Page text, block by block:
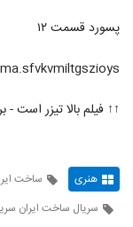
پسورد قسمت ۱۲
↑↑ فیلم بالا تیزر است -
هنری ساخت
سریال ساخت ایران